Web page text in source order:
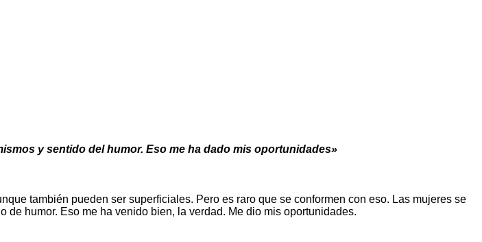
y sentido del humor. Eso me ha dado mis oportunidades»
también pueden ser superficiales. Pero es raro que se conformen con eso. Las mujeres se
humor. Eso me ha venido bien, la verdad. Me dio mis oportunidades.